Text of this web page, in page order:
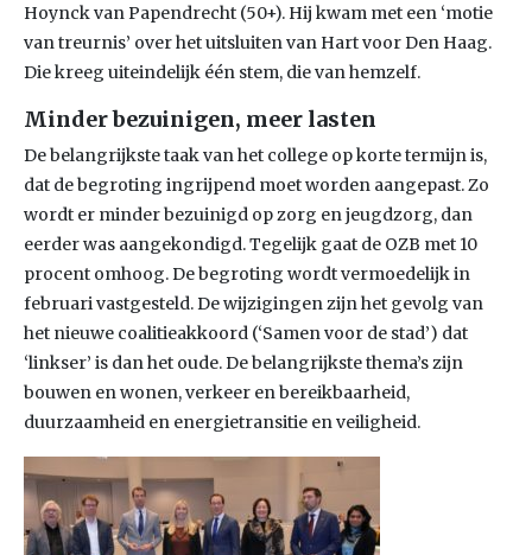
Hoynck van Papendrecht (50+). Hij kwam met een ‘motie
van treurnis’ over het uitsluiten van Hart voor Den Haag.
Die kreeg uiteindelijk één stem, die van hemzelf.
Minder bezuinigen, meer lasten
De belangrijkste taak van het college op korte termijn is,
dat de begroting ingrijpend moet worden aangepast. Zo
wordt er minder bezuinigd op zorg en jeugdzorg, dan
eerder was aangekondigd. Tegelijk gaat de OZB met 10
procent omhoog. De begroting wordt vermoedelijk in
februari vastgesteld. De wijzigingen zijn het gevolg van
het nieuwe coalitieakkoord (‘Samen voor de stad’) dat
‘linkser’ is dan het oude. De belangrijkste thema’s zijn
bouwen en wonen, verkeer en bereikbaarheid,
duurzaamheid en energietransitie en veiligheid.